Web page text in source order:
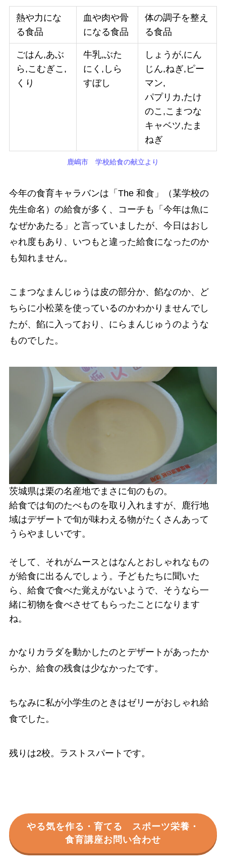
熱や力にな
る食品
血や肉や骨
になる食品
体の調子を整え
る食品
ごはん,あぶ
ら,こむぎこ,
くり
牛乳,ぶた
にく,しら
すぼし
しょうが,にん
じん,ねぎ,ピー
マン,
パプリカ,たけ
のこ,こまつな
キャベツ,たま
ねぎ
鹿嶋市 学校給食の献立より
今年の食育キャラバンは「The 和食」（某学校の
先生命名）の給食が多く、コーチも「今年は魚に
なぜかあたる」と言っていましたが、今日はおし
ゃれ度もあり、いつもと違った給食になったのか
も知れません。
こまつなまんじゅうは皮の部分か、餡なのか、ど
ちらに小松菜を使っているのかわかりませんでし
たが、餡に入っており、にらまんじゅうのような
ものでした。
茨城県は栗の名産地でまさに旬のもの。
給食では旬のたべものを取り入れますが、鹿行地
域はデザートで旬が味わえる物がたくさんあって
うらやましいです。
そして、それがムースとはなんとおしゃれなもの
が給食に出るんでしょう。子どもたちに聞いた
ら、給食で食べた覚えがないようで、そうなら一
緒に初物を食べさせてもらったことになります
ね。
かなりカラダを動かしたのとデザートがあったか
らか、給食の残食は少なかったです。
ちなみに私が小学生のときはゼリーがおしゃれ給
食でした。
残りは2校。ラストスパートです。
やる気を作る・育てる スポーツ栄養・
食育講座お問い合わせ